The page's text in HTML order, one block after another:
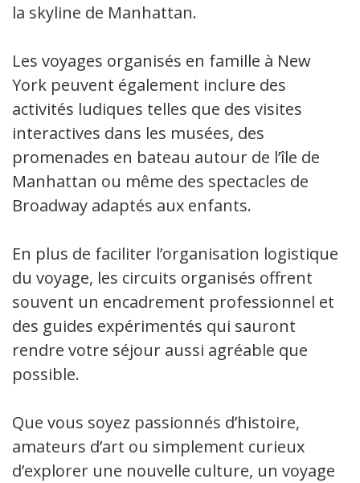
la skyline de Manhattan.
Les voyages organisés en famille à New
York peuvent également inclure des
activités ludiques telles que des visites
interactives dans les musées, des
promenades en bateau autour de l’île de
Manhattan ou même des spectacles de
Broadway adaptés aux enfants.
En plus de faciliter l’organisation logistique
du voyage, les circuits organisés offrent
souvent un encadrement professionnel et
des guides expérimentés qui sauront
rendre votre séjour aussi agréable que
possible.
Que vous soyez passionnés d’histoire,
amateurs d’art ou simplement curieux
d’explorer une nouvelle culture, un voyage